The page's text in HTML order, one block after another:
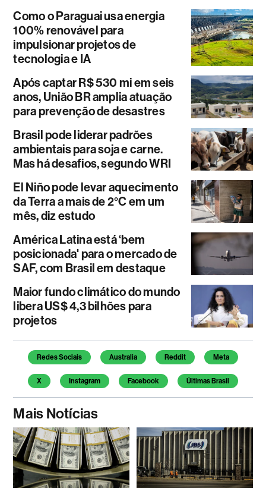
Como o Paraguai usa energia
100% renovável para
impulsionar projetos de
tecnologia e IA
Após captar R$ 530 mi em seis
anos, União BR amplia atuação
para prevenção de desastres
Brasil pode liderar padrões
ambientais para soja e carne.
Mas há desafios, segundo WRI
El Niño pode levar aquecimento
da Terra a mais de 2°C em um
mês, diz estudo
América Latina está ‘bem
posicionada' para o mercado de
SAF, com Brasil em destaque
Maior fundo climático do mundo
libera US$ 4,3 bilhões para
projetos
Temas deste artigo
Redes Sociais Australia Reddit Meta
X Instagram Facebook Últimas Brasil
Mais Notícias